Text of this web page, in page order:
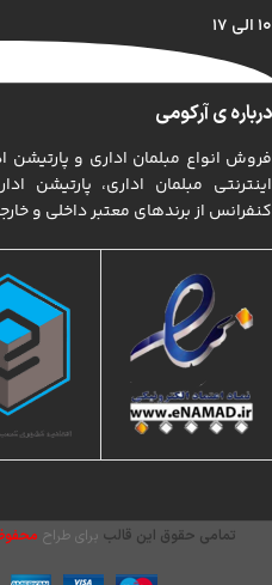
۱۰ الی ۱۷
درباره ی آرکومی
فروش انواع مبلمان اداری و پارتیشن
اینترنتی مبلمان اداری، پارتیشن
کنفرانس از برندهای معتبر داخلی و
تمامی حقوق این قالب برای طراح